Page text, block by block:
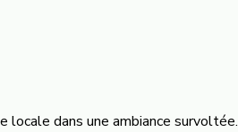
dans une ambiance survoltée.